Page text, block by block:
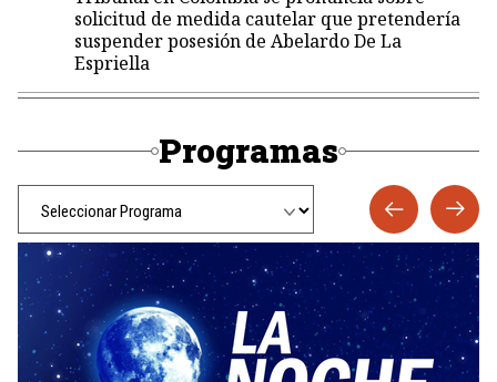
solicitud de medida cautelar que pretendería
suspender posesión de Abelardo De La
Espriella
Programas